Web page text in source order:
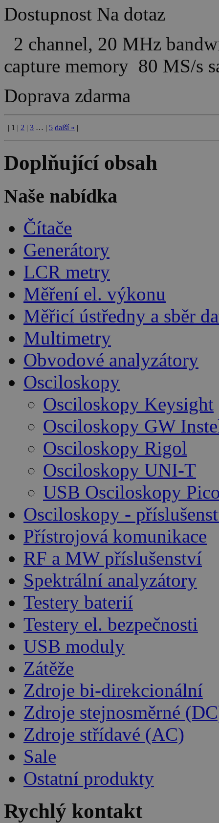
Dostupnost Na dotaz
2 channel, 20 MHz
capture memory 80 MS/s
Doprava zdarma
| 1 | 2 | 3 … | 5 další » |
Doplňující obsah
Naše nabídka
Čítače
Generátory
LCR metry
Měření el. výkonu
Měřicí ústředny a sběr
Multimetry
Obvodové analyzátory
Osciloskopy
Osciloskopy Keysight
Osciloskopy GW
Osciloskopy Rigol
Osciloskopy UNI-T
USB Osciloskopy
Osciloskopy -
Přístrojová komunikace
RF a MW příslušenství
Spektrální analyzátory
Testery baterií
Testery el. bezpečnosti
USB moduly
Zátěže
Zdroje bi-direkcionální
Zdroje stejnosměrné
Zdroje střídavé (AC)
Sale
Ostatní produkty
Rychlý kontakt